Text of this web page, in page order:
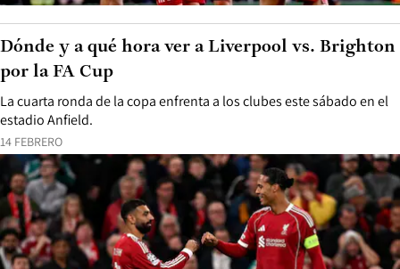
14 FEBRERO
La cuarta ronda de la copa enfrenta a los clubes este sábado en el
estadio Anfield.
Dónde y a qué hora ver a Liverpool vs. Brighton
por la FA Cup